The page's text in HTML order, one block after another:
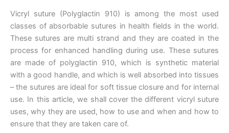
Vicryl suture (Polyglactin 910) is among the most used
classes of absorbable sutures in health fields in the world.
These sutures are multi strand and they are coated in the
process for enhanced handling during use. These sutures
are made of polyglactin 910, which is synthetic material
with a good handle, and which is well absorbed into tissues
– the sutures are ideal for soft tissue closure and for internal
use. In this article, we shall cover the different vicryl suture
uses, why they are used, how to use and when and how to
ensure that they are taken care of.